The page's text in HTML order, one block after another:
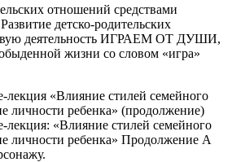
отношений средствами
детско-родительских
деятельность ИГРАЕМ ОТ ДУШИ,
жизни со словом «игра»
лекция «Влияние стилей семейного
личности ребенка» (продолжение)
лекция: «Влияние стилей семейного
личности ребенка» Продолжение А